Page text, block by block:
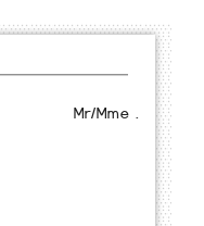
Mr/Mme .